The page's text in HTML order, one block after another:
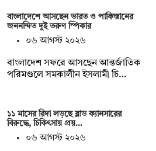
বাংলাদেশে আসছেন ভারত ও পাকিস্তানের
জননন্দিত দুই তরুণ স্পিকার
০৬ আগস্ট ২০২৬
বাংলাদেশ সফরে আসছেন আন্তর্জাতিক
পরিমণ্ডলে সমকালীন ইসলামী চি…
১১ মাসের রিদা লড়ছে ব্লাড ক্যানসারের
বিরুদ্ধে, চিকিৎসায় প্রয়…
০৬ আগস্ট ২০২৬